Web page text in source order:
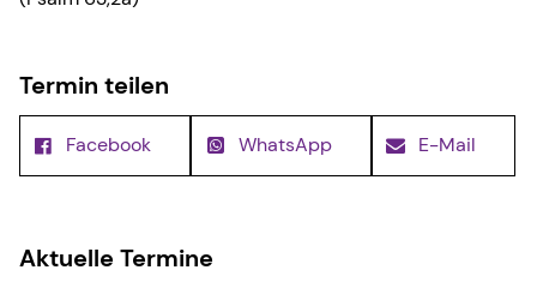
Termin teilen
Facebook WhatsApp E-Mail
Aktuelle Termine